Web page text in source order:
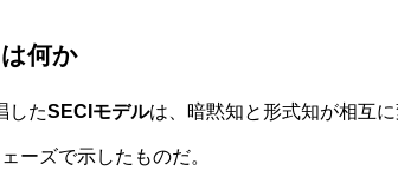
何か
したSECIモデルは、暗黙知と形式知が相互
ーズで示したものだ。